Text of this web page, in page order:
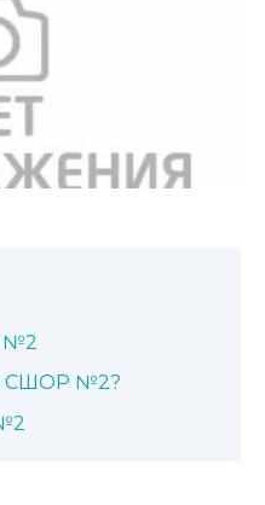
№2
СШОР №2?